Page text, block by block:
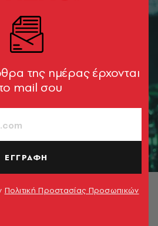
της ημέρας έρχονται
mail σου
ΕΓΓΡΑΦΗ
Πολιτική Προστασίας Προσωπικών